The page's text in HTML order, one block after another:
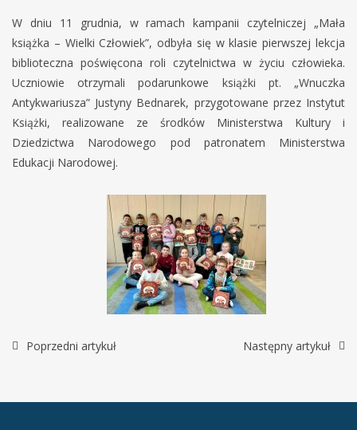
W dniu 11 grudnia, w ramach kampanii czytelniczej „Mała
książka – Wielki Człowiek”, odbyła się w klasie pierwszej lekcja
biblioteczna poświęcona roli czytelnictwa w życiu człowieka.
Uczniowie otrzymali podarunkowe książki pt. „Wnuczka
Antykwariusza” Justyny Bednarek, przygotowane przez Instytut
Książki, realizowane ze środków Ministerstwa Kultury i
Dziedzictwa Narodowego pod patronatem Ministerstwa
Edukacji Narodowej.
Poprzedni artykuł Następny artykuł